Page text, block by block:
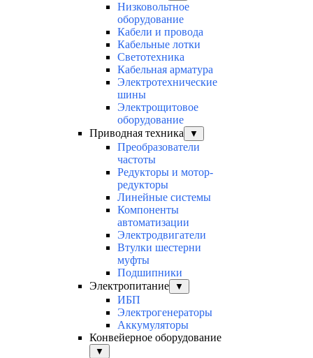
Низковольтное
оборудование
Кабели и провода
Кабельные лотки
Светотехника
Кабельная арматура
Электротехнические
шины
Электрощитовое
оборудование
Приводная техника
▼
Преобразователи
частоты
Редукторы и мотор-
редукторы
Линейные системы
Компоненты
автоматизации
Электродвигатели
Втулки шестерни
муфты
Подшипники
Электропитание
▼
ИБП
Электрогенераторы
Аккумуляторы
Конвейерное оборудование
▼